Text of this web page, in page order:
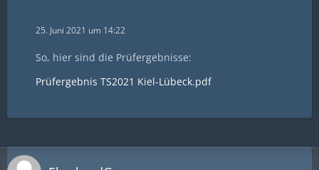
25. Juni 2021 um 14:22
So, hier sind die Prüfergebnisse:
Prüfergebnis TS2021 Kiel-Lübeck.pdf